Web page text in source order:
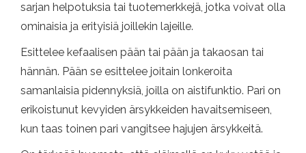
sarjan helpotuksia tai tuotemerkkejä, jotka voivat olla
ominaisia ​​ja erityisiä joillekin lajeille.
Esittelee kefaalisen pään tai pään ja takaosan tai
hännän. Pään se esittelee joitain lonkeroita
samanlaisia ​​pidennyksiä, joilla on aistifunktio. Pari on
erikoistunut kevyiden ärsykkeiden havaitsemiseen,
kun taas toinen pari vangitsee hajujen ärsykkeitä.